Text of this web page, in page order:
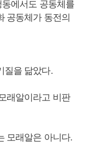
에서도 공동체를
공동체가 동전의
질을 닮았다.
래알이라고 비판
모래알은 아니다.